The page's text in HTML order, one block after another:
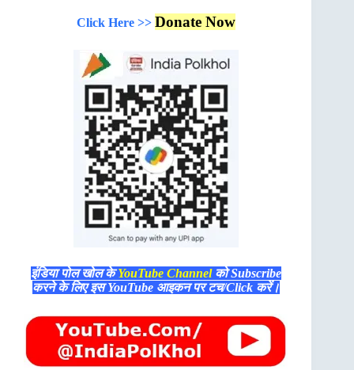
Click Here >> Donate Now
इंडिया पोल खोल केYouTube Channelको Subscribe
करने के लिए इस YouTube आइकन पर टच/Click करें।